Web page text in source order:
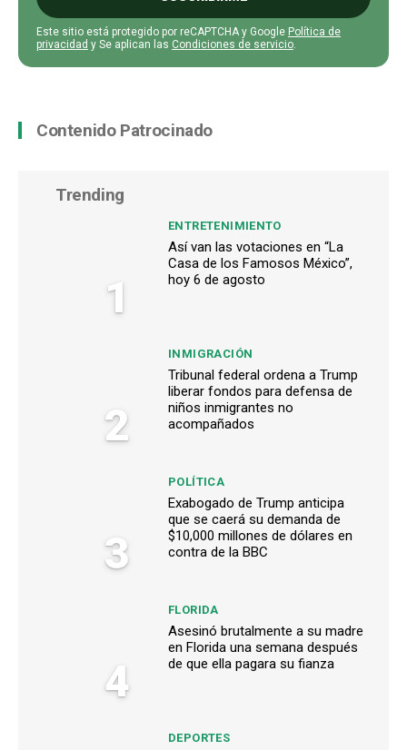
Este sitio está protegido por reCAPTCHA y Google Política de
privacidad y Se aplican las Condiciones de servicio.
Contenido Patrocinado
Trending
1
ENTRETENIMIENTO
Así van las votaciones en “La
Casa de los Famosos México”,
hoy 6 de agosto
2
INMIGRACIÓN
Tribunal federal ordena a Trump
liberar fondos para defensa de
niños inmigrantes no
acompañados
3
POLÍTICA
Exabogado de Trump anticipa
que se caerá su demanda de
$10,000 millones de dólares en
contra de la BBC
4
FLORIDA
Asesinó brutalmente a su madre
en Florida una semana después
de que ella pagara su fianza
DEPORTES